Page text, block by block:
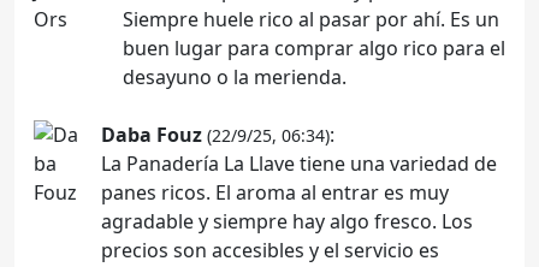
Siempre huele rico al pasar por ahí. Es un
buen lugar para comprar algo rico para el
desayuno o la merienda.
Daba Fouz (22/9/25, 06:34):
La Panadería La Llave tiene una variedad de
panes ricos. El aroma al entrar es muy
agradable y siempre hay algo fresco. Los
precios son accesibles y el servicio es